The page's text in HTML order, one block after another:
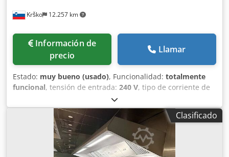
konzept.leasingo.de ¡Encuentre más artículos, nuevos y
bajo consulta!
Krško 12.257 km
Información de
precio
Llamar
Estado: muy bueno (usado), Funcionalidad: totalmente
funcional, tensión de entrada: 240 V, tipo de corriente de
, corriente de entrada:
etiquetado (2x). Etiquetado. Peso del producto desde 150
g, presión de trabajo 6 bar. Báscula propia – pesaje del
producto. Hablamos inglés, alemán y lenguas de la ex-
Yugoslavia. Contacto posible también por WhatsApp.
Djdpfxeyvd T Ee Ahlskr
Clasificado